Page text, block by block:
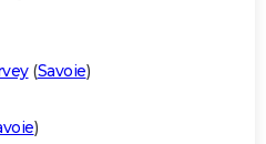
(Savoie)
)